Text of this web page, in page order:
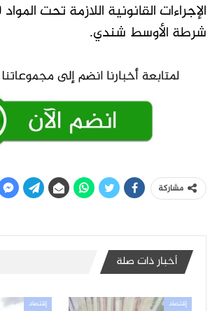
شرطة الأوسط شندي.
مشاركة
أخبار ذات صلة
إقتصاد إقتصاد